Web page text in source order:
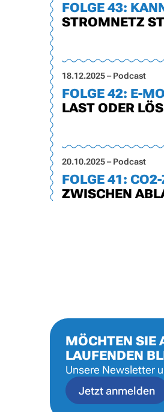
FOLGE 43:
STROMNETZ
18.12.2025 – Podcast
FOLGE 42: E-
LAST ODER
20.10.2025 – Podcast
FOLGE 41:
ZWISCHEN
MÖCHTEN SIE
LAUFENDEN
Unsere Newsletter
Jetzt anmelden